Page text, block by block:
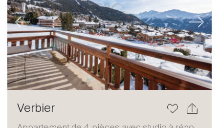
Vendre
Previous Next
Verbier